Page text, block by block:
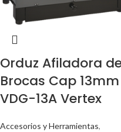
Orduz Afiladora
Brocas Cap 13mm
VDG-13A Vertex
Accesorios y Herramientas,